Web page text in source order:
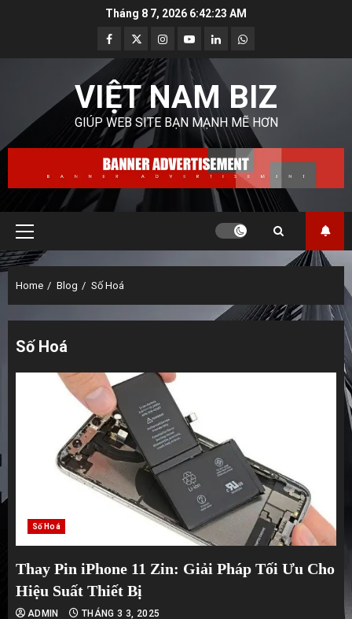
Tháng 8 7, 2026 6:42:25 AM
Facebook
TwitterInstagram
YoutubeLinkedinWhatsapp
VIỆT NAM BIZ
GIÚP WEB SITE BẠN MẠNH MẼ HƠN
Primary
Menu
Home Blog Số Hoá
Số Hoá
Số Hoá
Thay Pin iPhone 11 Zin: Giải Pháp Tối Ưu Cho
Hiệu Suất Thiết Bị
ADMIN THÁNG 3 3, 2025